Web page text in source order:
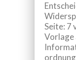
Seite: 7